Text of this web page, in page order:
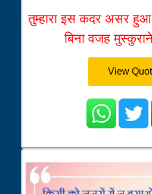
तुम्हारा इस कदर असर
बिना वजह
View